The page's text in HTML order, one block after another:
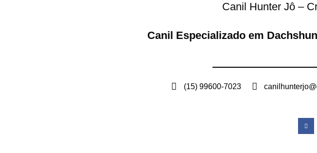
Canil Hunter Jô –
Canil Especializado em
(15) 99600-7023